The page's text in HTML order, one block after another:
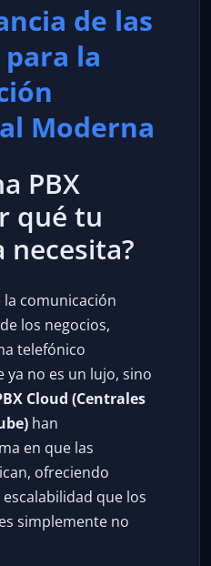
de las
para la
Moderna
PBX
qué tu
necesita?
comunicación
los negocios,
telefónico
ya no es un lujo, sino
Cloud (Centrales
han
en que las
ofreciendo
que los
simplemente no